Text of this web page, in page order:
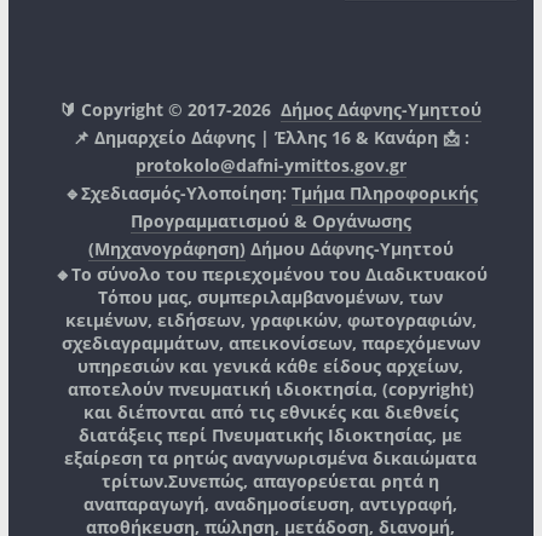
🔰 Copyright © 2017-2026Δήμος Δάφνης-Υμηττού
📌 Δημαρχείο Δάφνης | Έλλης 16 & Κανάρη 📩 :
protokolo@dafni-ymittos.gov.gr
🔹Σχεδιασμός-Υλοποίηση: Τμήμα Πληροφορικής
Προγραμματισμού & Οργάνωσης
(Μηχανογράφηση) Δήμου Δάφνης-Υμηττού
🔸Το σύνολο του περιεχομένου του Διαδικτυακού
Τόπου μας, συμπεριλαμβανομένων, των
κειμένων, ειδήσεων, γραφικών, φωτογραφιών,
σχεδιαγραμμάτων, απεικονίσεων, παρεχόμενων
υπηρεσιών και γενικά κάθε είδους αρχείων,
αποτελούν πνευματική ιδιοκτησία, (copyright)
και διέπονται από τις εθνικές και διεθνείς
διατάξεις περί Πνευματικής Ιδιοκτησίας, με
εξαίρεση τα ρητώς αναγνωρισμένα δικαιώματα
τρίτων.Συνεπώς, απαγορεύεται ρητά η
αναπαραγωγή, αναδημοσίευση, αντιγραφή,
αποθήκευση, πώληση, μετάδοση, διανομή,